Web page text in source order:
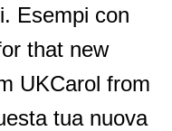
Esempi con
that new
UKCarol from
tua nuova